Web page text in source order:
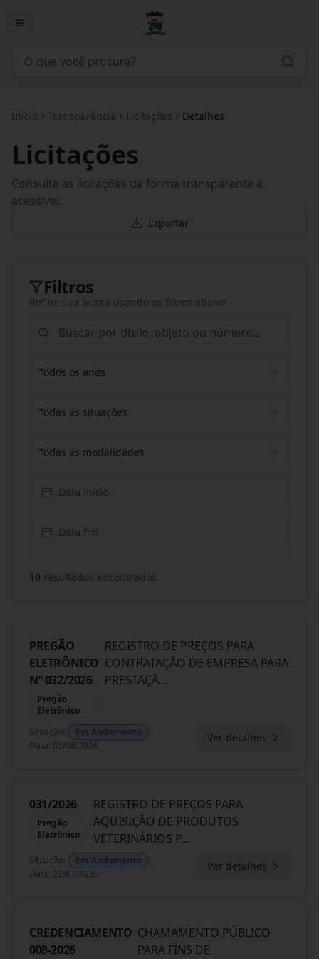
Início Transparência Licitações Detalhes
Licitações
Consulte as licitações de forma transparente e
acessível.
Exportar
Filtros
Refine sua busca usando os filtros abaixo
Todos os anos
Todas as situações
Todas as modalidades
Data início
Data fim
10 resultados encontrados
PREGÃO
ELETRÔNICO
Nº 032/2026
Pregão
Eletrônico
REGISTRO DE PREÇOS PARA
CONTRATAÇÃO DE EMPRESA PARA
PRESTAÇÃ...
Situação:
Em Andamento
Data: 03/08/2026
Ver detalhes
031/2026
Pregão
Eletrônico
REGISTRO DE PREÇOS PARA
AQUISIÇÃO DE PRODUTOS
VETERINÁRIOS P...
Situação:
Em Andamento
Data: 22/07/2026
Ver detalhes
CREDENCIAMENTO
008-2026
CHAMAMENTO PÚBLICO
PARA FINS DE